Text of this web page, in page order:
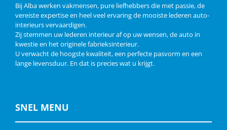
Bij Alba werken vakmensen, pure liefhebbers die met passie, de
vereiste expertise en heel veel ervaring de mooiste lederen auto-
interieurs vervaardigen.
Zij stemmen uw lederen interieur af op uw wensen, de auto in
kwestie en het originele fabrieksinterieur.
U verwacht de hoogste kwaliteit, een perfecte pasvorm en een
lange levensduur. En dat is precies wat u krijgt.
SNEL MENU